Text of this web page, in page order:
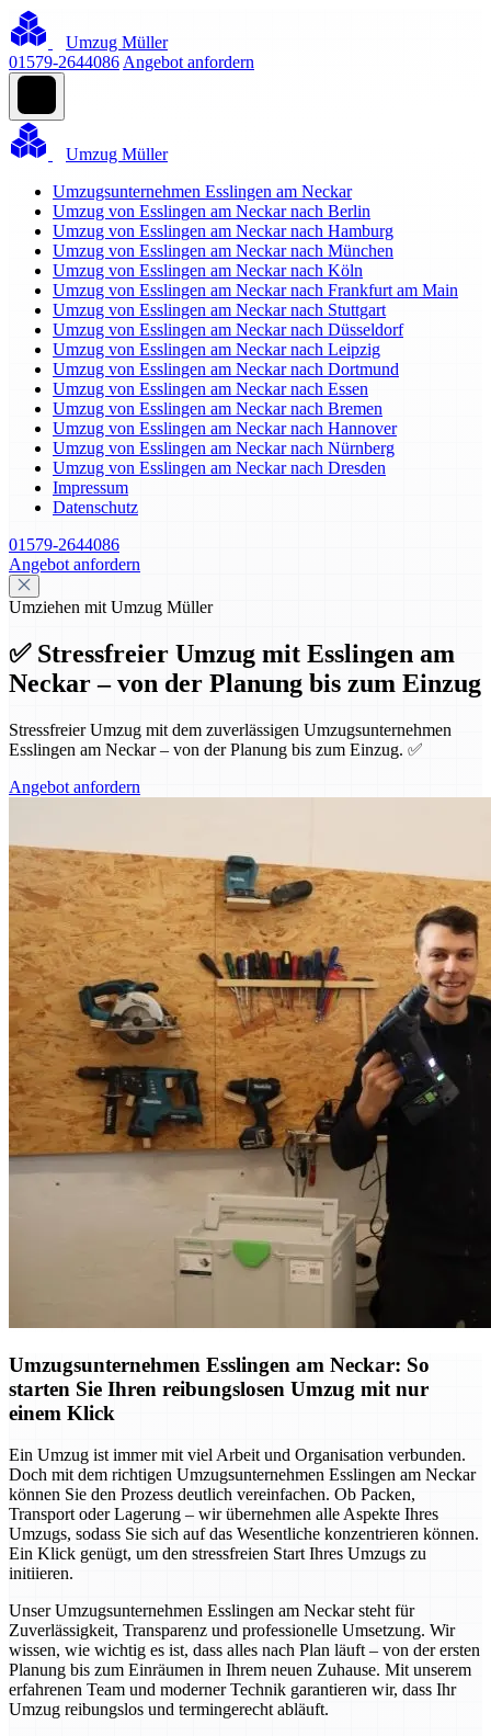
Umzug Müller
01579-2644086 Angebot anfordern
Umzug Müller
Umzugsunternehmen Esslingen am Neckar
Umzug von Esslingen am Neckar nach Berlin
Umzug von Esslingen am Neckar nach Hamburg
Umzug von Esslingen am Neckar nach München
Umzug von Esslingen am Neckar nach Köln
Umzug von Esslingen am Neckar nach Frankfurt am Main
Umzug von Esslingen am Neckar nach Stuttgart
Umzug von Esslingen am Neckar nach Düsseldorf
Umzug von Esslingen am Neckar nach Leipzig
Umzug von Esslingen am Neckar nach Dortmund
Umzug von Esslingen am Neckar nach Essen
Umzug von Esslingen am Neckar nach Bremen
Umzug von Esslingen am Neckar nach Hannover
Umzug von Esslingen am Neckar nach Nürnberg
Umzug von Esslingen am Neckar nach Dresden
Impressum
Datenschutz
01579-2644086
Angebot anfordern
Umziehen mit Umzug Müller
✅ Stressfreier Umzug mit Esslingen am
Neckar – von der Planung bis zum Einzug
Stressfreier Umzug mit dem zuverlässigen Umzugsunternehmen
Esslingen am Neckar – von der Planung bis zum Einzug. ✅
Angebot anfordern
Umzugsunternehmen Esslingen am Neckar: So
starten Sie Ihren reibungslosen Umzug mit nur
einem Klick
Ein Umzug ist immer mit viel Arbeit und Organisation verbunden.
Doch mit dem richtigen Umzugsunternehmen Esslingen am Neckar
können Sie den Prozess deutlich vereinfachen. Ob Packen,
Transport oder Lagerung – wir übernehmen alle Aspekte Ihres
Umzugs, sodass Sie sich auf das Wesentliche konzentrieren können.
Ein Klick genügt, um den stressfreien Start Ihres Umzugs zu
initiieren.
Unser Umzugsunternehmen Esslingen am Neckar steht für
Zuverlässigkeit, Transparenz und professionelle Umsetzung. Wir
wissen, wie wichtig es ist, dass alles nach Plan läuft – von der ersten
Planung bis zum Einräumen in Ihrem neuen Zuhause. Mit unserem
erfahrenen Team und moderner Technik garantieren wir, dass Ihr
Umzug reibungslos und termingerecht abläuft.